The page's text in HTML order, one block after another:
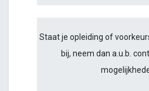
Staat je opleiding of
bij, neem dan a.u.b.